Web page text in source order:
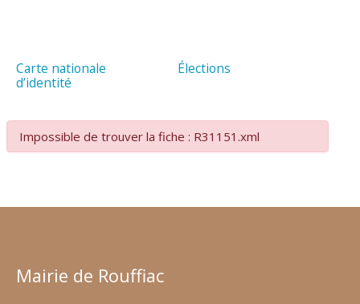
Carte nationale
d’identité
Élections
Impossible de trouver la fiche : R31151.xml
Mairie de Rouffiac